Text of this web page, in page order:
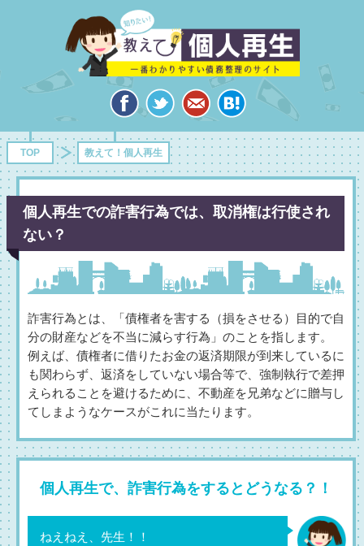
TOP 教えて！個人再生
個人再生での詐害行為では、取消権は行使され
ない？
詐害行為とは、「債権者を害する（損をさせる）目的で自
分の財産などを不当に減らす行為」のことを指します。
例えば、債権者に借りたお金の返済期限が到来しているに
も関わらず、返済をしていない場合等で、強制執行で差押
えられることを避けるために、不動産を兄弟などに贈与し
てしまようなケースがこれに当たります。
個人再生で、詐害行為をするとどうなる？！
ねえねえ、先生！！